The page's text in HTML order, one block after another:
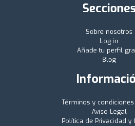
Sobre nosotros
Log in
Añade tu perfil
Blog
Términos y
Aviso Legal
Política de Privacidad y